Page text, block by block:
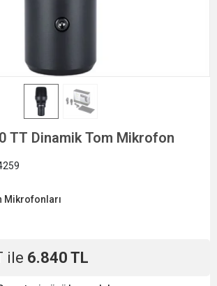
TT Dinamik Tom Mikrofon
Mikrofonları
ile 6.840 TL